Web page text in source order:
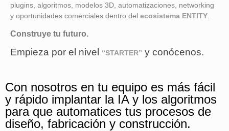
plugins, algoritmos, modelos 3D, automatizaciones, networking
y oportunidades comerciales dentro del ecosistema ENTITY
Construye tu futuro.
Empieza por el nivel “STARTER” y conócenos.
Con nosotros en tu equipo es más fácil
y rápido implantar la IA y los algoritmos
para que automatices tus procesos de
diseño, fabricación y construcción.